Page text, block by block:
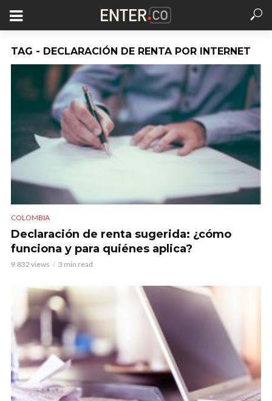
TAG - DECLARACIÓN DE RENTA POR INTERNET
COLOMBIA
Declaración de renta sugerida: ¿cómo
funciona y para quiénes aplica?
9.832 views 3 min read